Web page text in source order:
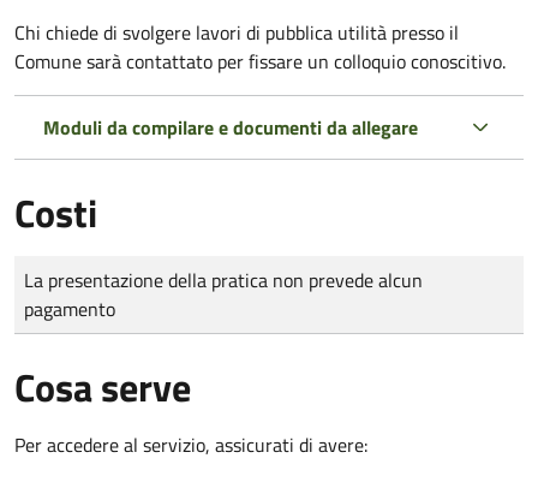
Chi chiede di svolgere lavori di pubblica utilità presso il
Comune sarà contattato per fissare un colloquio conoscitivo.
Moduli da compilare e documenti da allegare
Costi
Tipo di pagamento
Importo
La presentazione della pratica non prevede alcun
pagamento
Cosa serve
Per accedere al servizio, assicurati di avere: